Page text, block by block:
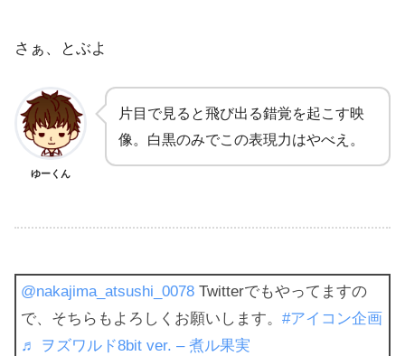
さぁ、とぶよ
ゆーくん
片目で見ると飛び出る錯覚を起こす映
像。白黒のみでこの表現力はやべえ。
@nakajima_atsushi_0078 Twitterでもやってますの
で、そちらもよろしくお願いします。 #アイコン企画
♬ ヲズワルド8bit ver. – 煮ル果実